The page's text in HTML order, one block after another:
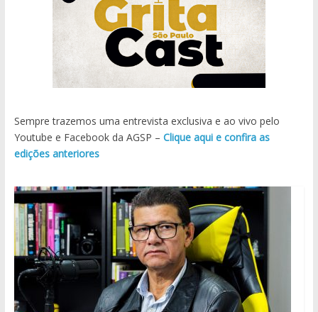
Sempre trazemos uma entrevista exclusiva e ao vivo pelo
Youtube e Facebook da AGSP – Clique aqui e confira as
edições anteriores